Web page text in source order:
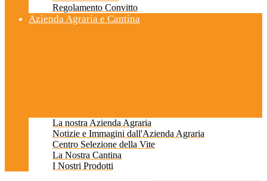
Regolamento Convitto
Azienda Agraria e Cantina
La nostra Azienda Agraria
Notizie e Immagini dall'Azienda Agraria
Centro Selezione della Vite
La Nostra Cantina
I Nostri Prodotti